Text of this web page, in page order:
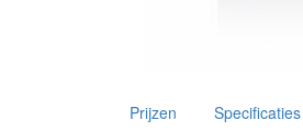
Prijzen Specificaties